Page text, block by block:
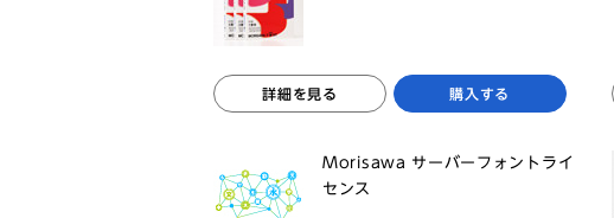
詳細を見る 購入する
Morisawa サーバーフォントライ
センス